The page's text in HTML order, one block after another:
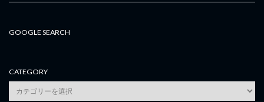
GOOGLE SEARCH
CATEGORY
category